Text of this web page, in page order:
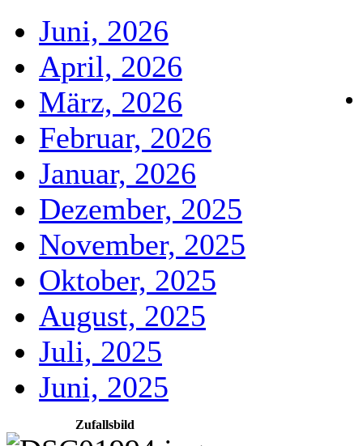
Juni, 2026
April, 2026
März, 2026
Februar, 2026
Januar, 2026
Dezember, 2025
November, 2025
Oktober, 2025
August, 2025
Juli, 2025
Juni, 2025
Zufallsbild